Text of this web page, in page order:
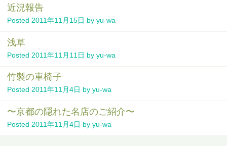
近況報告
Posted 2011年11月15日 by yu-wa
浅草
Posted 2011年11月11日 by yu-wa
竹製の車椅子
Posted 2011年11月4日 by yu-wa
〜京都の隠れた名店のご紹介〜
Posted 2011年11月4日 by yu-wa